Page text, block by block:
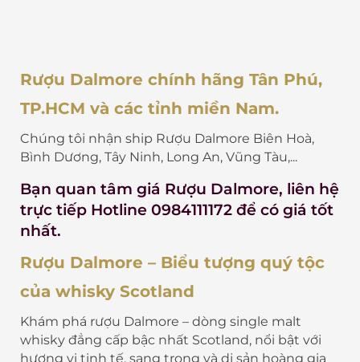
Rượu Dalmore chính hãng Tân Phú,
TP.HCM và các tỉnh miền Nam.
Chúng tôi nhận ship Rượu Dalmore Biên Hoà,
Bình Dương, Tây Ninh, Long An, Vũng Tàu,...
Bạn quan tâm giá Rượu Dalmore, liên hệ
trực tiếp Hotline 0984111172 để có giá tốt
nhất.
Rượu Dalmore – Biểu tượng quý tộc
của whisky Scotland
Khám phá rượu Dalmore – dòng single malt
whisky đẳng cấp bậc nhất Scotland, nổi bật với
hương vị tinh tế, sang trọng và di sản hoàng gia